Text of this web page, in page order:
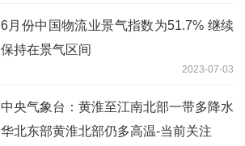
6月份中国物流业景气指数为51.7% 继续
保持在景气区间
2023-07-03
中央气象台：黄淮至江南北部一带多降水
华北东部黄淮北部仍多高温-当前关注